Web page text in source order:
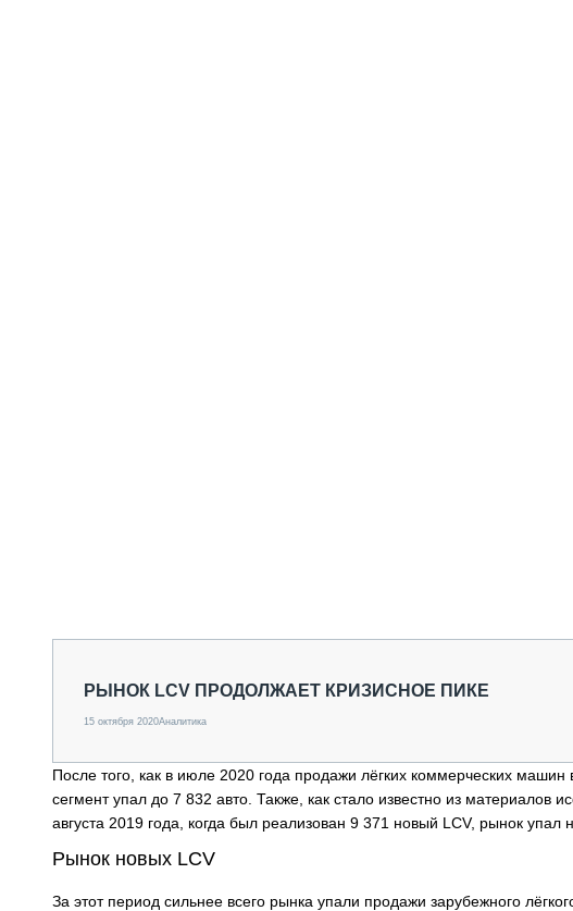
РЫНОК LCV ПРОДОЛЖАЕТ КРИЗИСНОЕ ПИКЕ
15 октября 2020Аналитика
После того, как в июле 2020 года продажи лёгких коммерческих
сегмент упал до 7 832 авто. Также, как стало известно из
августа 2019 года, когда был реализован 9 371 новый LCV, рынок упал
Рынок новых LCV
За этот период сильнее всего рынка упали продажи зарубежного